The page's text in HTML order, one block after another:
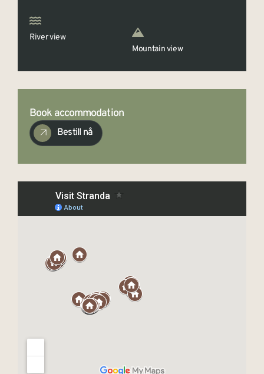
River view
Mountain view
Book accommodation
Bestill nå